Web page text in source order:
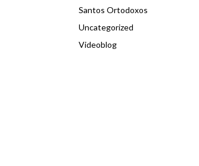
Santos Ortodoxos
Uncategorized
Videoblog